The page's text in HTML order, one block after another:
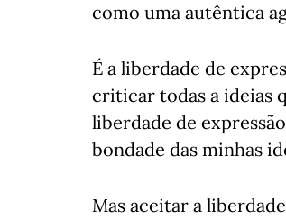
como uma autêntica
É a liberdade de
criticar todas a ideias
liberdade de
bondade das minhas
Mas aceitar a